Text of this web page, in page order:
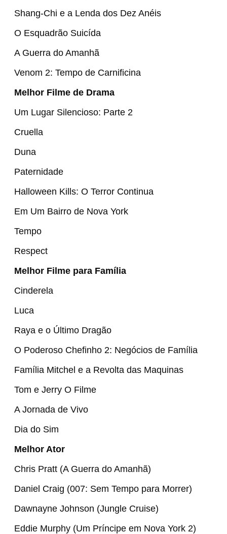
Shang-Chi e a Lenda dos Dez Anéis
O Esquadrão Suicída
A Guerra do Amanhã
Venom 2: Tempo de Carnificina
Melhor Filme de Drama
Um Lugar Silencioso: Parte 2
Cruella
Duna
Paternidade
Halloween Kills: O Terror Continua
Em Um Bairro de Nova York
Tempo
Respect
Melhor Filme para Família
Cinderela
Luca
Raya e o Último Dragão
O Poderoso Chefinho 2: Negócios de Família
Família Mitchel e a Revolta das Maquinas
Tom e Jerry O Filme
A Jornada de Vivo
Dia do Sim
Melhor Ator
Chris Pratt (A Guerra do Amanhã)
Daniel Craig (007: Sem Tempo para Morrer)
Dawnayne Johnson (Jungle Cruise)
Eddie Murphy (Um Príncipe em Nova York 2)